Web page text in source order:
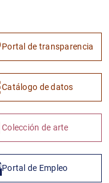
Portal de transparencia
Catálogo de datos
Colección de arte
Portal de Empleo